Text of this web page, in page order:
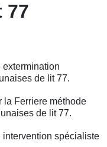
77
extermination
de lit 77.
la Ferriere méthode
de lit 77.
intervention spécialiste